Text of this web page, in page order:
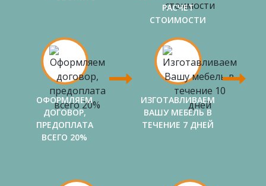
РАСЧЕТ
СТОИМОСТИ
ОФОРМЛЯЕМ
ДОГОВОР,
ПРЕДОПЛАТА
ВСЕГО 20%
ИЗГОТАВЛИВАЕМ
ВАШУ МЕБЕЛЬ В
ТЕЧЕНИЕ 7 ДНЕЙ